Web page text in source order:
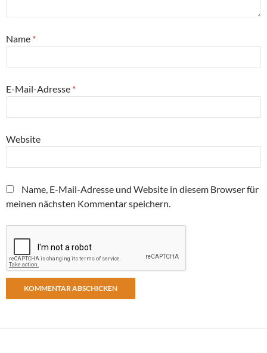
Name *
E-Mail-Adresse *
Website
Name, E-Mail-Adresse und Website in diesem Browser für
meinen nächsten Kommentar speichern.